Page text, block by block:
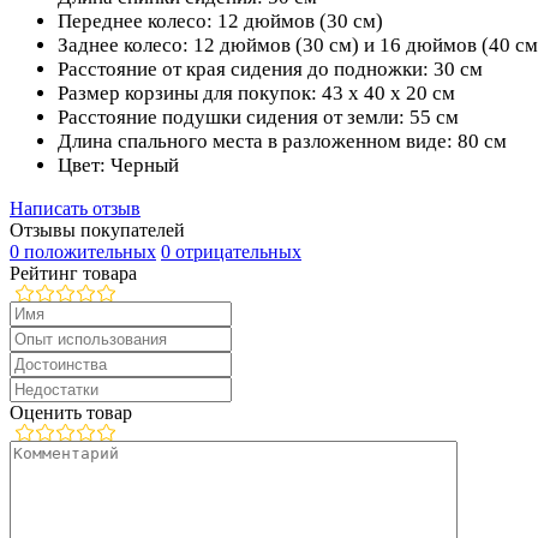
Переднее колесо: 12 дюймов (30 см)
Заднее колесо: 12 дюймов (30 см) и 16 дюймов (40
Расстояние от края сидения до подножки: 30 см
Размер корзины для покупок: 43 х 40 х 20 см
Расстояние подушки сидения от земли: 55 см
Длина спального места в разложенном виде: 80 см
Цвет: Черный
Написать отзыв
Отзывы покупателей
0 положительных 0 отрицательных
Рейтинг товара
Оценить товар